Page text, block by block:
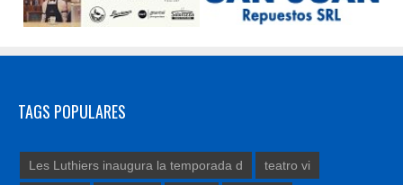
TAGS POPULARES
Les Luthiers inaugura la temporada d teatro vi